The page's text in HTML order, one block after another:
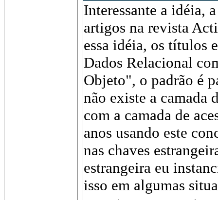
Interessante a idéia,
artigos na revista
essa idéia, os títulos
Dados Relacional
Objeto", o padrão é
não existe a camada
com a camada de
anos usando este
nas chaves
estrangeira eu
isso em algumas